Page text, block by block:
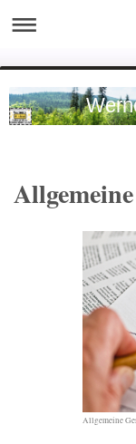
Allgemeine